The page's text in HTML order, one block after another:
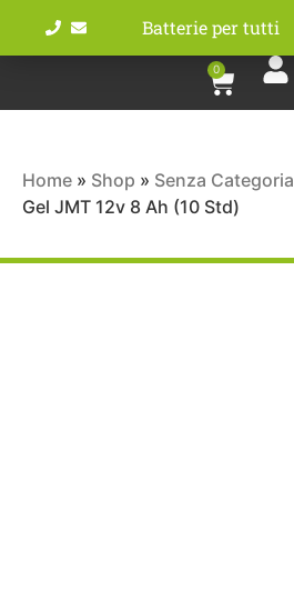
Batterie per tutti
0
Home » Shop » Senza Categoria
Gel JMT 12v 8 Ah (10 Std)